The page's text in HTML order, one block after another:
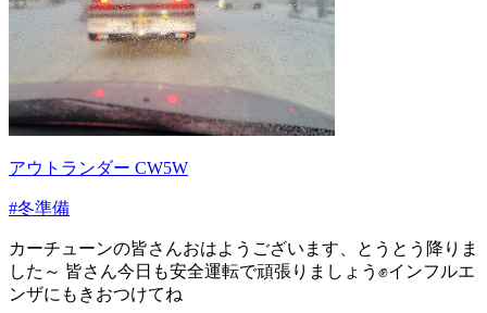
アウトランダー CW5W
#冬準備
カーチューンの皆さんおはようございます、とうとう降りま
した～ 皆さん今日も安全運転で頑張りましょう✊️インフルエ
ンザにもきおつけてね